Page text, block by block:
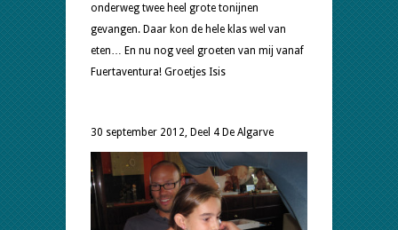
onderweg twee heel grote tonijnen
gevangen. Daar kon de hele klas wel van
eten… En nu nog veel groeten van mij vanaf
Fuertaventura! Groetjes Isis
30 september 2012, Deel 4 De Algarve